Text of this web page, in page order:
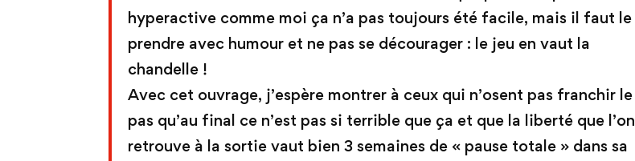
hyperactive comme moi ça n’a pas toujours été facile, mais il faut le
prendre avec humour et ne pas se décourager : le jeu en vaut la
chandelle !
Avec cet ouvrage, j’espère montrer à ceux qui n’osent pas franchir le
pas qu’au final ce n’est pas si terrible que ça et que la liberté que l’on
retrouve à la sortie vaut bien 3 semaines de « pause totale » dans sa